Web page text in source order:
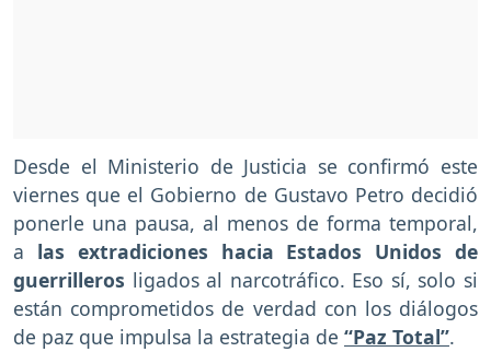
Desde el Ministerio de Justicia se confirmó este
viernes que el Gobierno de Gustavo Petro decidió
ponerle una pausa, al menos de forma temporal,
a las extradiciones hacia Estados Unidos de
guerrilleros ligados al narcotráfico. Eso sí, solo si
están comprometidos de verdad con los diálogos
de paz que impulsa la estrategia de “Paz Total”.